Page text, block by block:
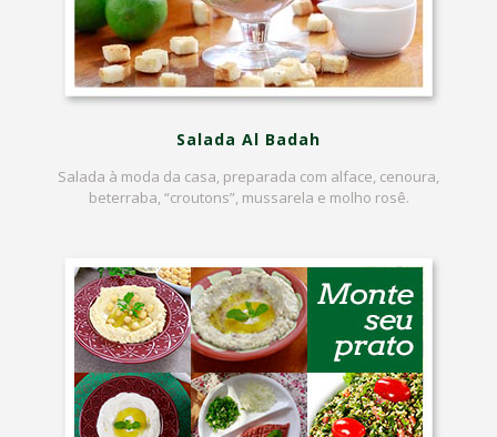
Salada Al Badah
Salada à moda da casa, preparada com alface, cenoura,
beterraba, “croutons”, mussarela e molho rosê.